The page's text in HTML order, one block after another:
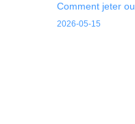
Comment jeter
2026-05-15